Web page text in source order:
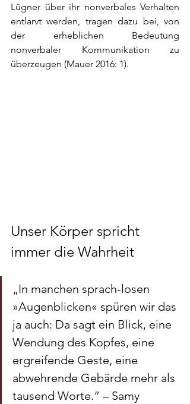
Lügner über ihr nonverbales Verhalten
entlarvt werden, tragen dazu bei, von
der erheblichen Bedeutung
nonverbaler Kommunikation zu
überzeugen (Mauer 2016: 1).
Unser Körper spricht
immer die Wahrheit
„In manchen sprach-losen
»Augenblicken« spüren wir das
ja auch: Da sagt ein Blick, eine
Wendung des Kopfes, eine
ergreifende Geste, eine
abwehrende Gebärde mehr als
tausend Worte.“ – Samy